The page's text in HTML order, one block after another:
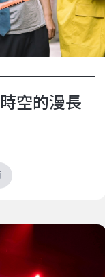
空的漫長
旅程